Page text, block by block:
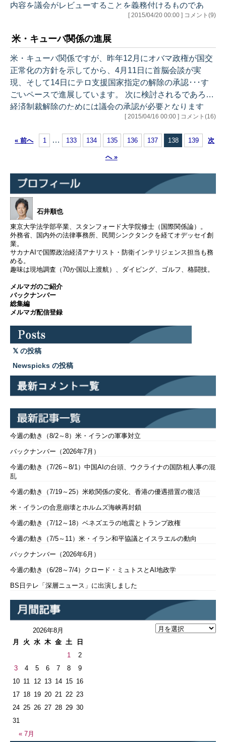
なってしまうと思い
ますが…（苦笑）…
内容を議会がレビューすることを義務付けるものであ
り、議会が否決した場合には最終合意は発効しないこと
す。大統領が軍事行動を決定した場合、事後的に議会の
承認を得る必要があると定める法律で、ベトナム戦争の
反省を契機に成立したものです。 なお、現在、TPP交渉
を進める上で必要とされる貿易促進権限（TPA）を大統
領に与える法案の審議が問題になっています…
[ 2015/04/20 00:00 ] コメント(9)
米・キューバ関係の進展
米・キューバ関係ですが、昨年12月にオバマ政権が国交
正常化の方針を示してから、4月11日に首脳会談が実
現、そして14日にテロ支援国家指定の解除の承認･･･す
ごいペースで進展しています。 次に検討されるであろう
経済制裁解除のためには議会の承認が必要となります
が、目を引くのはキューバ系議員の動きです。彼らは、
開しています。 現職のキューバ系議員は現在7名なの
で、それ自体に議決を左右するほどの影響力はありませ
げた前上院外交委員長のボブ・メネンデス、先月に大統
領選への出馬表明をしたテッド・クルーズ、…
[ 2015/04/16 00:00 ] コメント(16)
« 前へ 1 … 133 134 135 136 137 138 139 次
へ »
石井順也
東京大学法学部卒業、スタンフォード大学院修士（国際関係論）。
外務省、国内外の法律事務所、民間シンクタンクを経てオデッセイ創
業。
サカナAIで国際政治経済アナリスト・防衛インテリジェンス担当も務
める。
趣味は現地調査（70か国以上渡航）、ダイビング、ゴルフ、格闘技。
メルマガのご紹介
バックナンバー
総集編
メルマガ配信登録
の投稿
Newspicks の投稿
今週の動き（8/2～8）米・イランの軍事対立
バックナンバー（2026年7月）
今週の動き（7/26～8/1）中国AIの台頭、ウクライナの国防相人事の混
乱
今週の動き（7/19～25）米欧関係の変化、香港の優遇措置の復活
米・イランの合意崩壊とホルムズ海峡再封鎖
今週の動き（7/12～18）ベネズエラの地震とトランプ政権
今週の動き（7/5～11）米・イラン和平協議とイスラエルの動向
バックナンバー（2026年6月）
今週の動き（6/28～7/4）クロード・ミュトスとAI地政学
BS日テレ「深層ニュース」に出演しました
2026年8月
月
火 水 木 金 土 日
« 7月
1
2
3
4 5 6 7 8
9
10 11 12 13 14 15 16
17 18 19 20 21 22 23
24 25 26 27 28 29 30
31